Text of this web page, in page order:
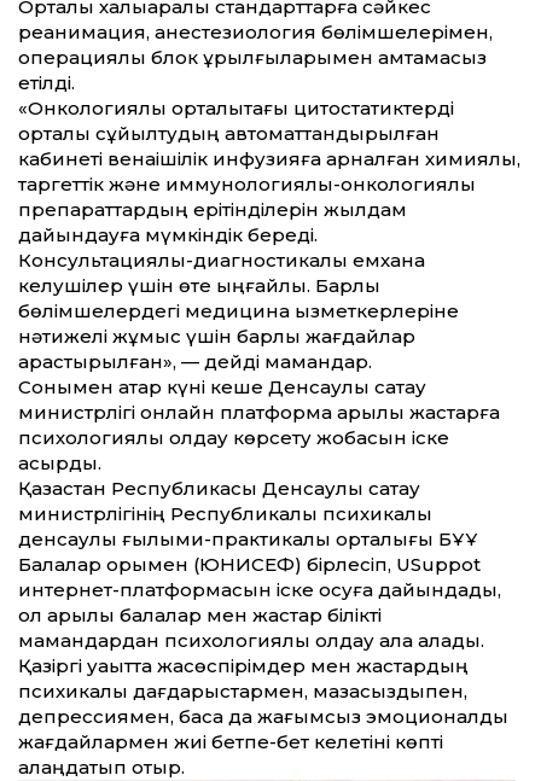
Орталық халықаралық стандарттарға сәйкес
реанимация, анестезиология бөлімшелерімен,
операциялық блок құрылғыларымен қамтамасыз
етілді.
«Онкологиялық орталықтағы цитостатиктерді
орталық сұйылтудың автоматтандырылған
кабинеті венаішілік инфузияға арналған химиялық,
таргеттік және иммунологиялық-онкологиялық
препараттардың ерітінділерін жылдам
дайындауға мүмкіндік береді.
Консультациялық-диагностикалық емхана
келушілер үшін өте ыңғайлы. Барлық
бөлімшелердегі медицина қызметкерлеріне
нәтижелі жұмыс үшін барлық жағдайлар
қарастырылған», — дейді мамандар.
Сонымен қатар күні кеше Денсаулық сақтау
министрлігі онлайн платформа арқылы жастарға
психологиялық қолдау көрсету жобасын іске
асырды.
Қазақстан Республикасы Денсаулық сақтау
министрлігінің Республикалық психикалық
денсаулық ғылыми-практикалық орталығы БҰҰ
Балалар қорымен (ЮНИСЕФ) бірлесіп, USuppot
интернет-платформасын іске қосуға дайындады,
ол арқылы балалар мен жастар білікті
мамандардан психологиялық қолдау ала алады.
Қазіргі уақытта жасөспірімдер мен жастардың
психикалық дағдарыстармен, мазасыздықпен,
депрессиямен, басқа да жағымсыз эмоционалды
жағдайлармен жиі бетпе-бет келетіні көпті
алаңдатып отыр.